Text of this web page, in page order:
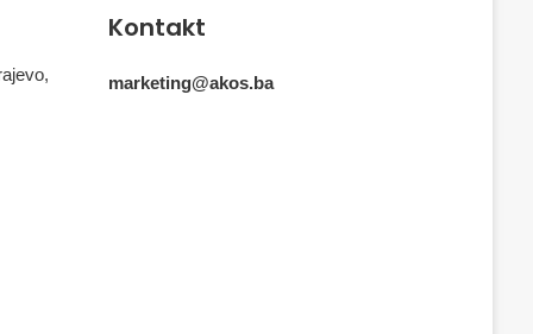
Kontakt
marketing@akos.ba